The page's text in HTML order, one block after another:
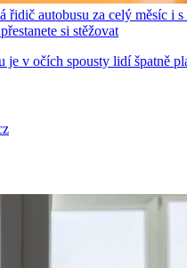
řidič autobusu za celý měsíc i s
si stěžovat
je v očích spousty lidí špatně